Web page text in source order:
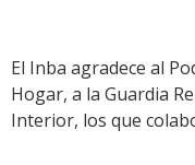
El Inba agradece al
Hogar, a la Guardia
Interior, los que